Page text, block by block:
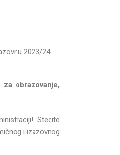
2023/24.
obrazovanje,
Stecite
i izazovnog